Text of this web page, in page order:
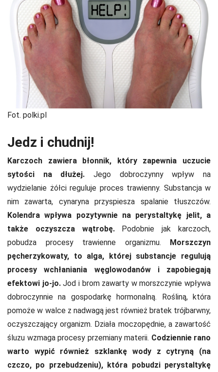
Fot. polki.pl
Jedz i chudnij!
Karczoch zawiera błonnik, który zapewnia uczucie
sytości na dłużej. Jego dobroczynny wpływ na
wydzielanie żółci reguluje proces trawienny. Substancja w
nim zawarta, cynaryna przyspiesza spalanie tłuszczów.
Kolendra wpływa pozytywnie na perystaltykę jelit, a
także oczyszcza wątrobę. Podobnie jak karczoch,
pobudza procesy trawienne organizmu. Morszczyn
pęcherzykowaty, to alga, której substancje regulują
procesy wchłaniania węglowodanów i zapobiegają
efektowi jo-jo.Jod i brom zawarty w morszczynie wpływa
dobroczynnie na gospodarkę hormonalną. Rośliną, która
pomoże w walce z nadwagą jest również bratek trójbarwny,
oczyszczający organizm. Działa moczopędnie, a zawartość
śluzu wzmaga procesy przemiany materii. Codziennie rano
warto wypić również szklankę wody z cytryną (na
czczo, po przebudzeniu), która pobudzi perystaltykę